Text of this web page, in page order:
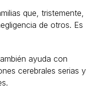
que, tristemente,
de otros. Es
ayuda con
cerebrales serias y